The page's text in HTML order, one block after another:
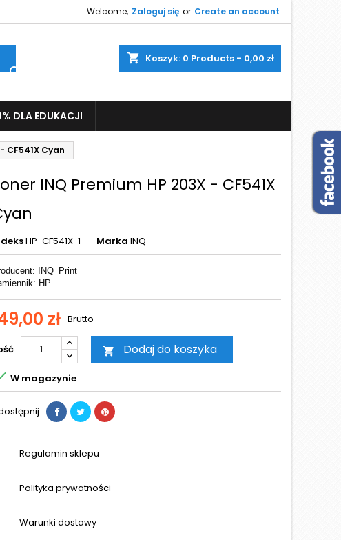
Welcome, Zaloguj się or Create an account
shopping_cart Koszyk: 0 Products - 0,00 zł

DLA EDUKACJI
CF541X Cyan
INQ Premium HP 203X - CF541X
HP-CF541X-1 Marka INQ
INQ
Print
HP
zł Brutto
 Dodaj do koszyka
W magazynie
Regulamin sklepu
Polityka prywatności
Warunki dostawy